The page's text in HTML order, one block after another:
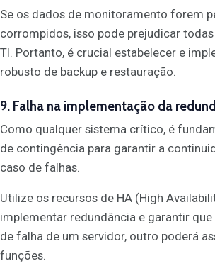
Se os dados de monitoramento forem
corrompidos, isso pode prejudicar
TI. Portanto, é crucial estabelecer e
robusto de backup e restauração.
9. Falha na implementação da
Como qualquer sistema crítico, é
de contingência para garantir a
caso de falhas.
Utilize os recursos de HA (High
implementar redundância e garantir
de falha de um servidor, outro poderá
funções.